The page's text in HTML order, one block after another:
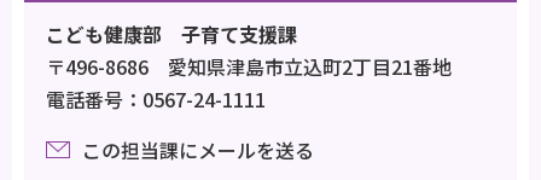
こども健康部 子育て支援課
〒496-8686 愛知県津島市立込町2丁目21番地
電話番号：0567-24-1111
この担当課にメールを送る